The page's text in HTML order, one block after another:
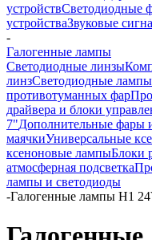
устройствСветодиодные
устройстваЗвуковые
-
Галогенные лампы
Светодиодные линзы
линзСветодиодные лампы
противотуманных фар
драйвера и блоки
7"Дополнительные фары
маячкиУниверсальные
ксеноновые лампыБлоки
атмосферная подсветка
лампы и светодиоды
-Галогенные лампы H1